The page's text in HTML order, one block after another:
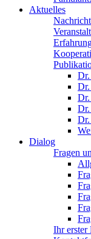
Aktuelles
Dr.
Dr.
Dr.
Dialog
Fragen
Ihr